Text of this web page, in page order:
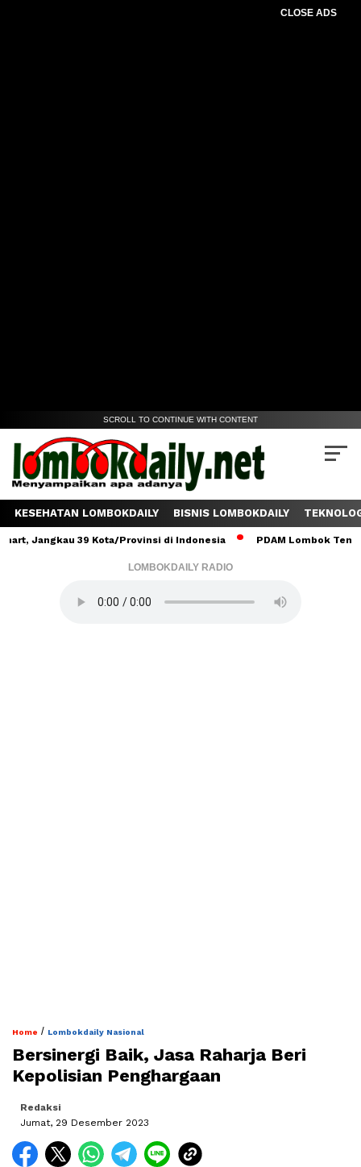
CLOSE ADS
SCROLL TO CONTINUE WITH CONTENT
KESEHATAN LOMBOKDAILY BISNIS LOMBOKDAILY
39 Kota/Provinsi di Indonesia PDAM Lombok Tengah
LOMBOKDAILY RADIO
Home / Lombokdaily Nasional
Bersinergi Baik, Jasa Raharja Beri
Kepolisian Penghargaan
Redaksi
Jumat, 29 Desember 2023